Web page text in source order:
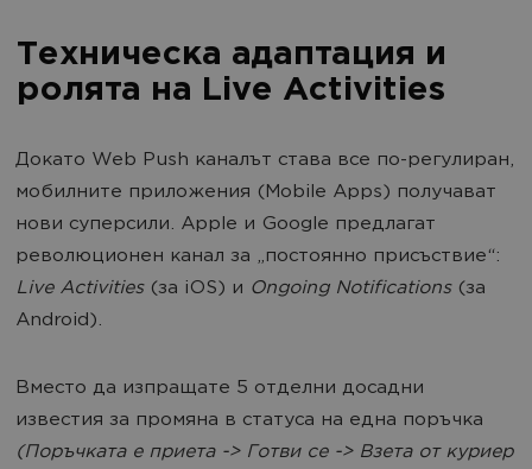
Техническа адаптация и
ролята на Live Activities
Докато Web Push каналът става все по-регулиран,
мобилните приложения (Mobile Apps) получават
нови суперсили. Apple и Google предлагат
революционен канал за „постоянно присъствие“:
Live Activities(за iOS) и Ongoing Notifications(за
Android).
Вместо да изпращате 5 отделни досадни
известия за промяна в статуса на една поръчка
(Поръчката е приета -> Готви се -> Взета от куриер